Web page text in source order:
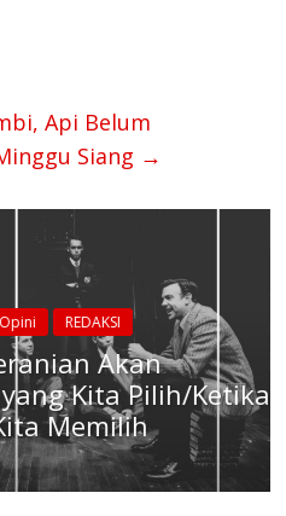
Api Belum
Siang →
REDAKSI
Akan
Kita Pilih/Ketika
Memilih